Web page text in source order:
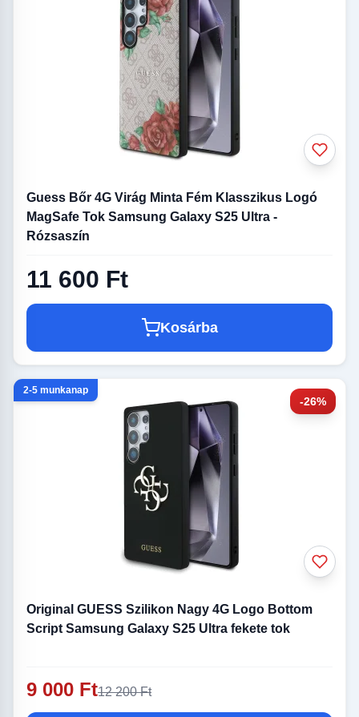
Guess Bőr 4G Virág Minta Fém Klasszikus Logó
MagSafe Tok Samsung Galaxy S25 Ultra -
Rózsaszín
11 600 Ft
Kosárba
-26%
2-5 munkanap
Original GUESS Szilikon Nagy 4G Logo Bottom
Script Samsung Galaxy S25 Ultra fekete tok
9 000 Ft12 200 Ft